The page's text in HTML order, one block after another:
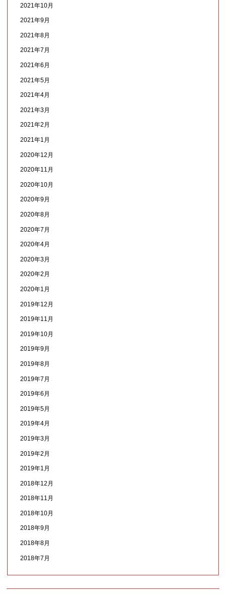
2021年10月
2021年9月
2021年8月
2021年7月
2021年6月
2021年5月
2021年4月
2021年3月
2021年2月
2021年1月
2020年12月
2020年11月
2020年10月
2020年9月
2020年8月
2020年7月
2020年4月
2020年3月
2020年2月
2020年1月
2019年12月
2019年11月
2019年10月
2019年9月
2019年8月
2019年7月
2019年6月
2019年5月
2019年4月
2019年3月
2019年2月
2019年1月
2018年12月
2018年11月
2018年10月
2018年9月
2018年8月
2018年7月